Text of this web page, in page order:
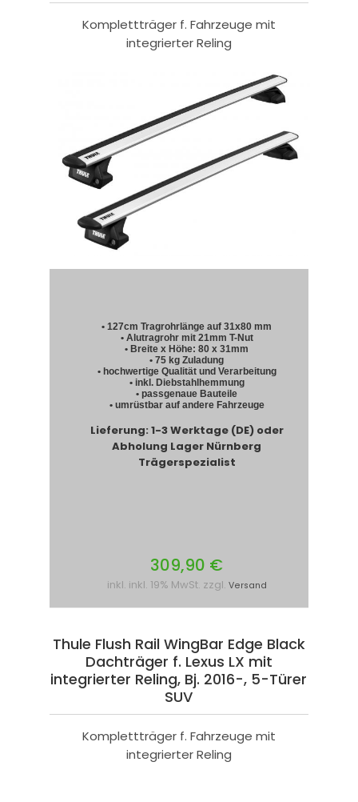
Komplettträger f. Fahrzeuge mit
integrierter Reling
• 127cm Tragrohrlänge auf 31x80 mm
• Alutragrohr mit 21mm T-Nut
• Breite x Höhe: 80 x 31mm
• 75 kg Zuladung
• hochwertige Qualität und Verarbeitung
• inkl. Diebstahlhemmung
• passgenaue Bauteile
• umrüstbar auf andere Fahrzeuge
Lieferung: 1-3 Werktage (DE) oder
Abholung Lager Nürnberg
Trägerspezialist
309,90 €
inkl. inkl. 19% MwSt. zzgl. Versand
Thule Flush Rail WingBar Edge Black
Dachträger f. Lexus LX mit
integrierter Reling, Bj. 2016-, 5-Türer
SUV
Komplettträger f. Fahrzeuge mit
integrierter Reling